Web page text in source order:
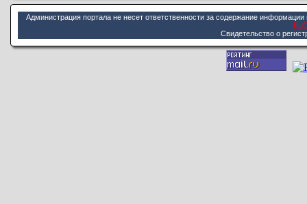
Администрация портала не несет ответственности за содержание
Cвидетельство о